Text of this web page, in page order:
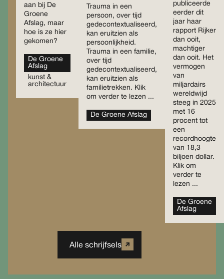
aan bij De
Groene
Afslag, maar
hoe is ze hier
gekomen?
De Groene
Afslag
kunst &
architectuur
Trauma in een
persoon, over tijd
gedecontextualiseerd,
kan eruitzien als
persoonlijkheid.
Trauma in een familie,
over tijd
gedecontextualiseerd,
kan eruitzien als
familietrekken. Klik
om verder te lezen ...
De Groene Afslag
publiceerde
eerder dit
jaar haar
rapport Rijker
dan ooit,
machtiger
dan ooit. Het
vermogen
van
miljardairs
wereldwijd
steeg in 2025
met 16
procent tot
een
recordhoogte
van 18,3
biljoen dollar.
Klik om
verder te
lezen ...
De Groene
Afslag
Alle schrijfsels